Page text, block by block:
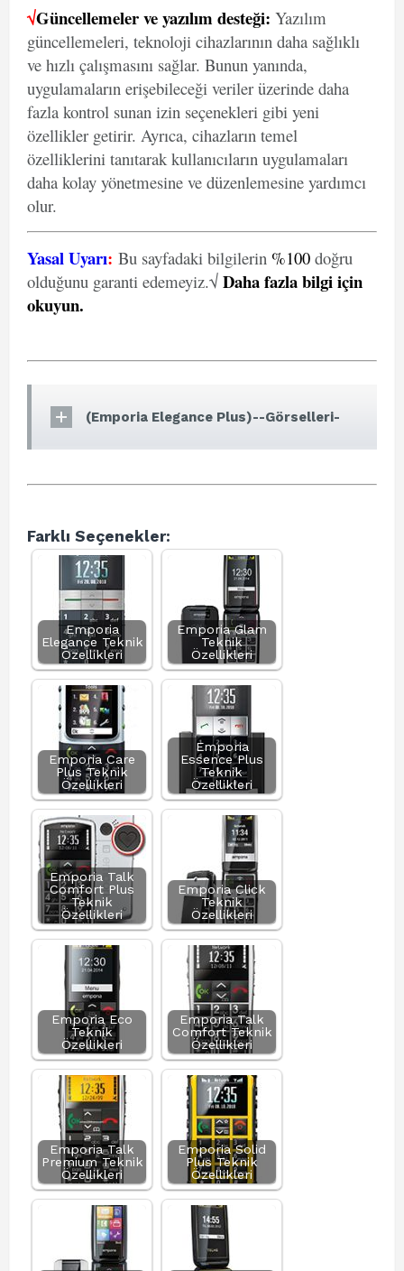
√Güncellemeler ve yazılım desteği: Yazılım
güncellemeleri, teknoloji cihazlarının daha sağlıklı
ve hızlı çalışmasını sağlar. Bunun yanında,
uygulamaların erişebileceği veriler üzerinde daha
fazla kontrol sunan izin seçenekleri gibi yeni
özellikler getirir. Ayrıca, cihazların temel
özelliklerini tanıtarak kullanıcıların uygulamaları
daha kolay yönetmesine ve düzenlemesine yardımcı
olur.
Yasal Uyarı: Bu sayfadaki bilgilerin %100 doğru
olduğunu garanti edemeyiz.√ Daha fazla bilgi için
okuyun.
(Emporia Elegance Plus)--Görselleri-
Farklı Seçenekler:
Emporia
Elegance Teknik
Özellikleri
Emporia Glam
Teknik
Özellikleri
Emporia Care
Plus Teknik
Özellikleri
Emporia
Essence Plus
Teknik
Özellikleri
Emporia Talk
Comfort Plus
Teknik
Özellikleri
Emporia Click
Teknik
Özellikleri
Emporia Eco
Teknik
Özellikleri
Emporia Talk
Comfort Teknik
Özellikleri
Emporia Talk
Premium Teknik
Özellikleri
Emporia Solid
Plus Teknik
Özellikleri